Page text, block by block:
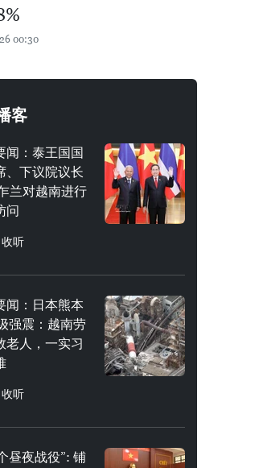
00:30
客
闻：泰王国国
、下议院议长
兰对越南进行
问
收听
闻：日本熊本
强震：越南劳
老人，一实习
收听
昼夜战役”: 铺